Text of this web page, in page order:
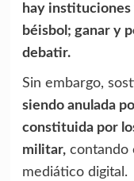
hay instituciones
béisbol; ganar y
debatir.
Sin embargo,
siendo anulada
constituida por
militar,contando
mediático digital.